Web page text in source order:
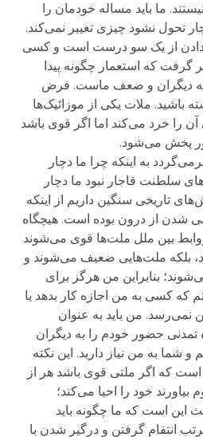
ما باید مساله خودمان را
تحول نشود چیزی تغییر نمی‌کند.
دادن از یک سو درست است و کسی
گرفت که استعمار چگونه پیدا
دیگران و ضعف ماست. فرض
باشید. ملات یکی از موزائیک‌ها
را خرد می‌کند اما اگر قوی باشد
پخش می‌شود.
به اینکه چرا ما دچار
سلطنت قاجار نبود ما دچار
تاریخی سنگین داریم از اینکه
شدن از درون بوده است. هیچگاه
بین ملل ملت‌ها قوی می‌شوند
بلکه ملت‌هایی ضعیف می‌شوند و
بنابراین من هرگز برای
که کسی به من اجازه کار بدهد یا
نمی‌رسد. من باید به عنوان
حضور خودم را به دیگران
شما به من نیاز دارید. این نکته
که اگر ملتی قوی باشد هر از
خود را احیا می‌کند؛
این است که ما چگونه باید
انتقام گرفتن و درگیر شدن با